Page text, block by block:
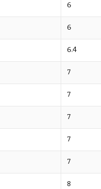
6
6
6.4
7
7
7
7
7
8